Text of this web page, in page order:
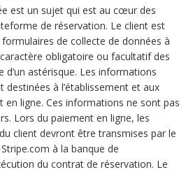
est un sujet qui est au cœur des
de réservation. Le client est
de collecte de données à
obligatoire ou facultatif des
d’un astérisque. Les informations
à l’établissement et aux
en ligne. Ces informations ne sont pas
Lors du paiement en ligne, les
client devront être transmises par le
à la banque de
du contrat de réservation. Le